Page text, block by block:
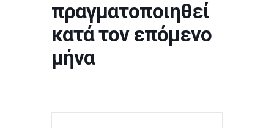
πραγματοποιηθεί
κατά τον επόμενο
μήνα